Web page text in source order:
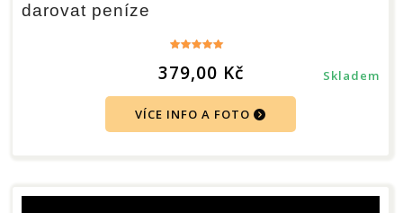
darovat peníze
5.00
z 5
379,00 Kč Skladem
VÍCE INFO A FOTO